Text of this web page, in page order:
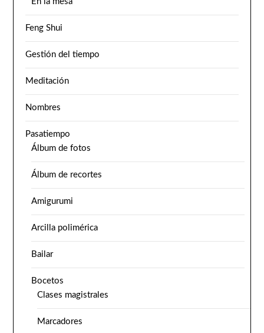
Feng Shui
Gestión del tiempo
Meditación
Nombres
Pasatiempo
Álbum de fotos
Álbum de recortes
Amigurumi
Arcilla polimérica
Bailar
Bocetos
Clases magistrales
Marcadores